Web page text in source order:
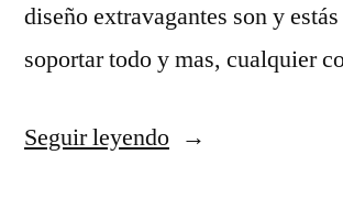
diseño extravagantes son y
soportar todo y mas, cualquier
Seguir leyendo«¡¡Capitán